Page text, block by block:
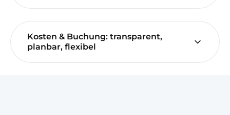
Kosten & Buchung: transparent,
planbar, flexibel